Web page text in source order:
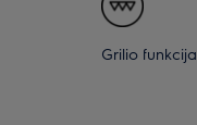
Grilio funkcija